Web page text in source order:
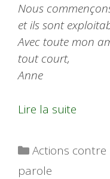
Nous
et ils sont
Avec toute mon
tout court,
Anne
Lire la suite
Catégories
Actions contre
parole